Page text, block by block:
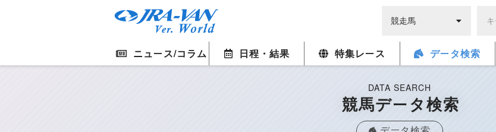
ニュース/コラム 日程・結果 特集レース データ検索
DATA SEARCH
競馬データ検索